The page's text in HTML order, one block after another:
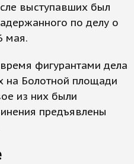
выступавших был
по делу о
мая.
фигурантами дела
на Болотной площади
из них были
предъявлены